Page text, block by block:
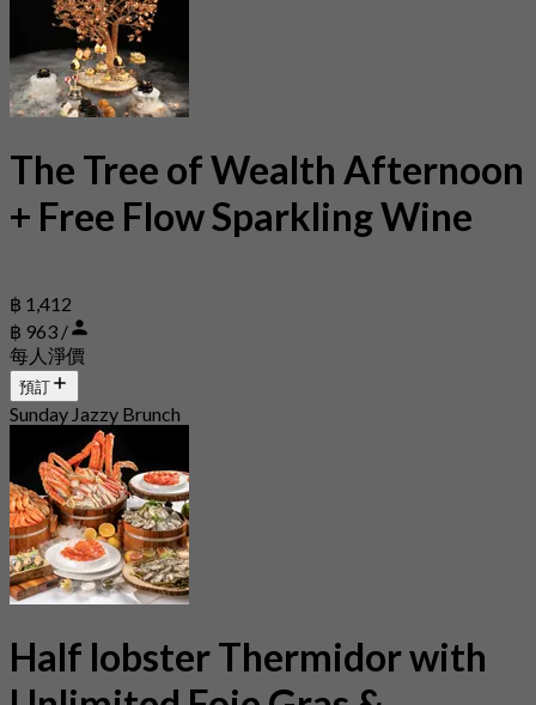
The Tree of Wealth Afternoon
+ Free Flow Sparkling Wine
฿ 1,412
฿ 963 /
每人淨價
預訂
Sunday Jazzy Brunch
Half lobster Thermidor with